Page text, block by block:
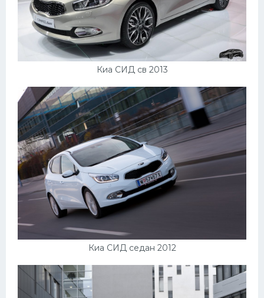
Киа СИД св 2013
Киа СИД седан 2012